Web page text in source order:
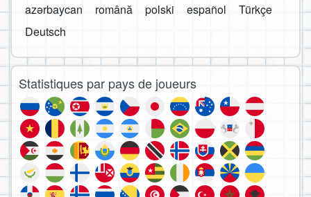
azərbaycan
română polski español
Türkçe
Deutsch
Statistiques par pays de joueurs